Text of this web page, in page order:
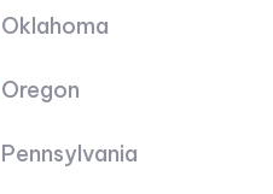
Oklahoma
Oregon
Pennsylvania